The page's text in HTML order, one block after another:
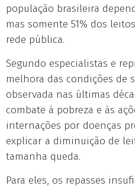
população brasileira
mas somente 51% dos
rede pública.
Segundo especialistas e
melhora das condições de
observada nas últimas
combate à pobreza e às
internações por doenças
explicar a diminuição de
tamanha queda.
Para eles, os repasses